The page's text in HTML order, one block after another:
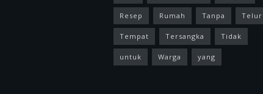
Resep Rumah Tanpa Telur
Tempat Tersangka Tidak
untuk Warga yang